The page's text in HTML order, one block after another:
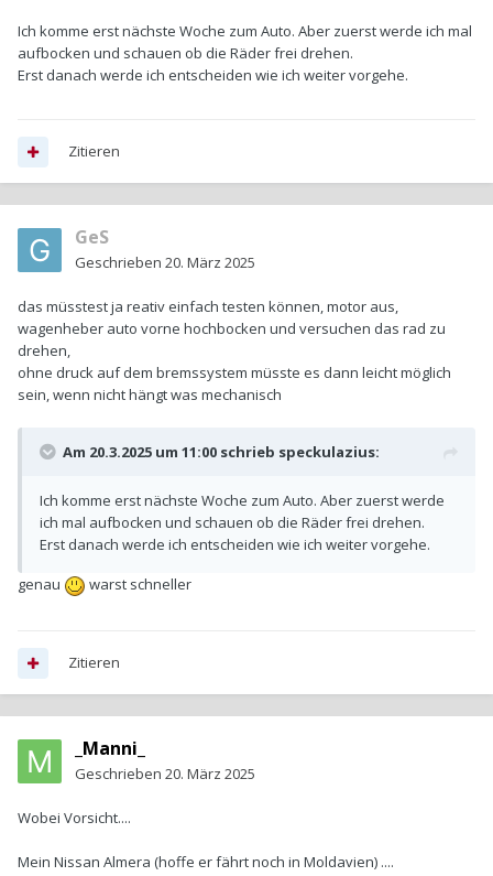
Ich komme erst nächste Woche zum Auto. Aber zuerst werde ich mal
aufbocken und schauen ob die Räder frei drehen.
Erst danach werde ich entscheiden wie ich weiter vorgehe.
Zitieren
GeS
Geschrieben 20. März 2025
das müsstest ja reativ einfach testen können, motor aus,
wagenheber auto vorne hochbocken und versuchen das rad zu
drehen,
ohne druck auf dem bremssystem müsste es dann leicht möglich
sein, wenn nicht hängt was mechanisch
Am 20.3.2025 um 11:00 schrieb speckulazius:
Ich komme erst nächste Woche zum Auto. Aber zuerst werde
ich mal aufbocken und schauen ob die Räder frei drehen.
Erst danach werde ich entscheiden wie ich weiter vorgehe.
genau
warst schneller
Zitieren
_Manni_
Geschrieben 20. März 2025
Wobei Vorsicht....
Mein Nissan Almera (hoffe er fährt noch in Moldavien) ....